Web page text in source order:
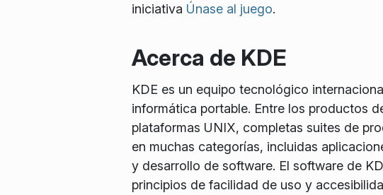
iniciativa Únase al juego.
Acerca de KDE
KDE es un equipo tecnológico
informática portable. Entre los productos
plataformas UNIX, completas suites de
en muchas categorías, incluidas
y desarrollo de software. El software de
principios de facilidad de uso y